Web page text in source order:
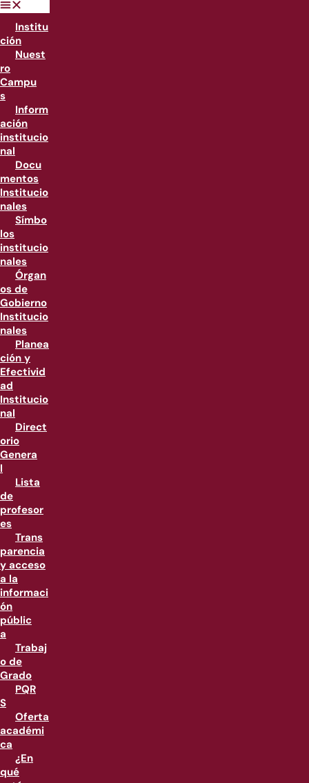
Institu
ción
Nuest
ro
Campu
s
Inform
ación
institucio
nal
Docu
mentos
Institucio
nales
Símbo
los
institucio
nales
Órgan
os de
Gobierno
Institucio
nales
Planea
ción y
Efectivid
ad
Institucio
nal
Direct
orio
Genera
l
Lista
de
profesor
es
Trans
parencia
y acceso
a la
informaci
ón
públic
a
Trabaj
o de
Grado
PQR
S
Oferta
académi
ca
¿En
qué